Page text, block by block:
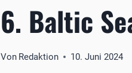
6. Baltic
Von Redaktion 10. Juni 2024